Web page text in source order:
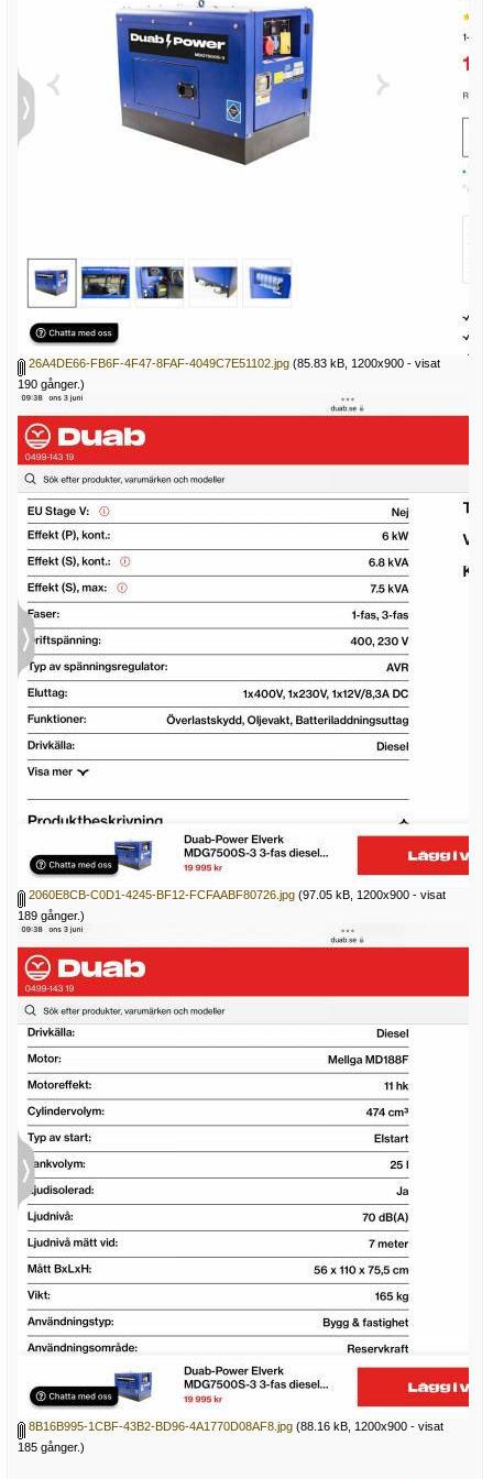
26A4DE66-FB6F-4F47-8FAF-4049C7E51102.jpg (85.83 kB, 1200x900 - visat
190 gånger.)
2060E8CB-C0D1-4245-BF12-FCFAABF80726.jpg (97.05 kB, 1200x900 - visat
189 gånger.)
8B16B995-1CBF-43B2-BD96-4A1770D08AF8.jpg (88.16 kB, 1200x900 - visat
185 gånger.)